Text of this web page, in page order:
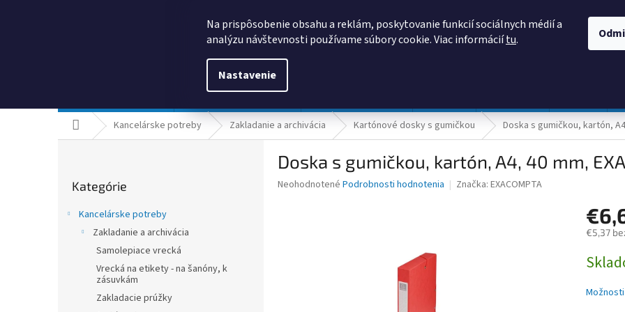
Na prispôsobenie obsahu a reklám, poskytovanie funkcií sociálnych médií a
analýzu návštevnosti používame súbory cookie. Viac informáciítu.
Nastavenie
DomovKancelárske potreby Zakladanie a archivácia Kartónové dosky s gumičkou Doska s gumičkou, kartón,
kategórie
Kategórie
Kancelárske potreby
Zakladanie a archivácia
Samolepiace vrecká
Vrecká na etikety - na šanóny, k
zásuvkám
Zakladacie prúžky
Doska s gumičkou, kartón, A4, 40 mm,
Priemerné
Neohodnotené Podrobnosti hodnotenia Značka: EXACOMPTA
€5,37
cena: